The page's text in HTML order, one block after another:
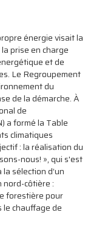
énergie visait la
prise en charge
et de
Le Regroupement
du
de la démarche. À
de
a formé la Table
climatiques
: la réalisation du
nous! », qui s'est
sélection d’un
côtière :
forestière pour
le chauffage de